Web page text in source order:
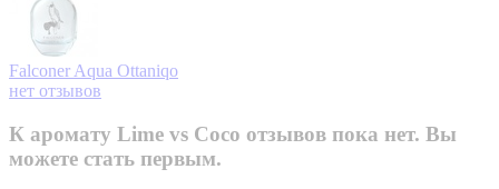
Falconer Aqua Ottaniqo
нет отзывов
К аромату Lime vs Coco отзывов пока нет. Вы
можете стать первым.